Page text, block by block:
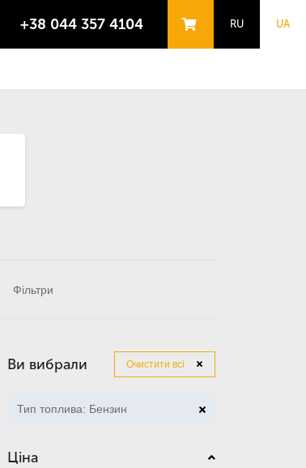
+38 044 357 4104 RU UA
Ви вибрали Очистити всі
Тип топлива: Бензин
Ціна
Фільтри